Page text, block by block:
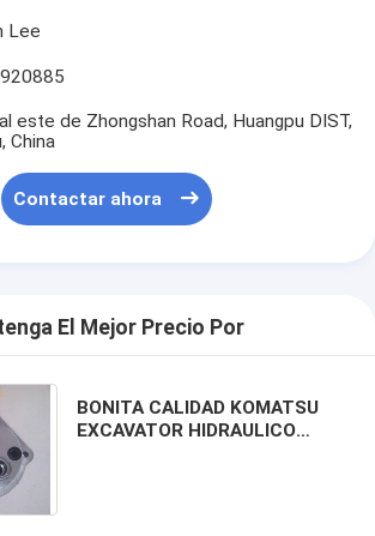
Lee
este de Zhongshan Road, Huangpu DIST,
China
Contactar ahora
El Mejor Precio Por
BONITA CALIDAD KOMATSU
EXCAVATOR HIDRAULICO